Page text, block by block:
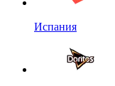
Испания